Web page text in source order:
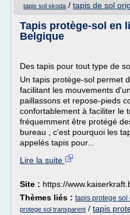
tapis sol skoda / tapis de sol
Tapis protège-sol en
Belgique
Des tapis pour tout type de
Un tapis protège-sol permet
facilitant les mouvements
paillassons et repose-pieds
confortablement à faciliter le
fréquemment être protégé
bureau , c'est pourquoi les
appelés tapis pour...
Lire la suite
Site : https://
Thèmes liés : tapis protege sol
protege sol transparent / tapis